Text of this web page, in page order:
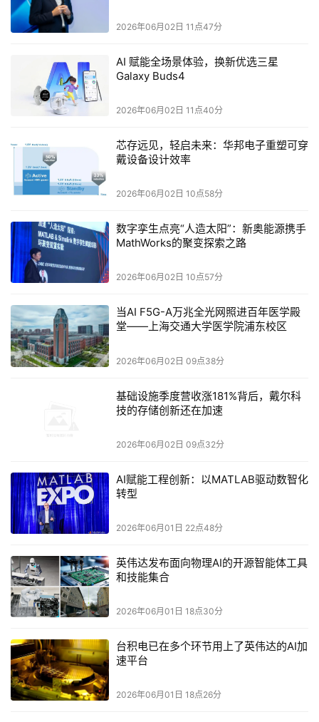
Amazon Bedrock上的Codex支持通过Codex App、Codex CLI，
以及Visual Studio Code、JetBrains、Xcode等主流IDE插件直接
使用，所有模型推理请求统一通过Amazon Bedrock处理。
推理计算在指定区域内完成，满足数据驻留合规要求。按Token
计费，不需要购买席位许可证，也不需要按开发者人数预先承
诺用量，上手快，扩展灵活。
后续计划
在此前的深化合作发布中，亚马逊云科技宣布了即将推出由
户部署基于OpenAI Agent框架构建的生产就绪型Agent，实现更
快的执行速度、更敏锐的推理能力，以及对长期运行任务的可
靠调度。
并在Amazon Bedrock上运行所有模型推理。
2026年06月02日 11点47分
AI 赋能全场景体验，换新优选三星
Galaxy Buds4
2026年06月02日 11点40分
芯存远见，轻启未来：华邦电子重塑可穿
戴设备设计效率
2026年06月02日 10点58分
数字孪生点亮“人造太阳”：新奥能源携手
MathWorks的聚变探索之路
2026年06月02日 10点57分
当AI F5G-A万兆全光网照进百年医学殿
堂——上海交通大学医学院浦东校区
2026年06月02日 09点38分
基础设施季度营收涨181%背后，戴尔科
技的存储创新还在加速
2026年06月02日 09点32分
AI赋能工程创新：以MATLAB驱动数智化
转型
2026年06月01日 22点48分
英伟达发布面向物理AI的开源智能体工具
和技能集合
2026年06月01日 18点30分
台积电已在多个环节用上了英伟达的AI加
速平台
2026年06月01日 18点26分